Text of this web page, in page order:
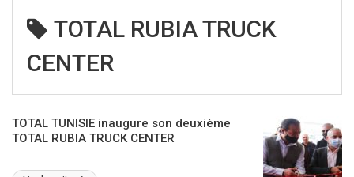
TOTAL RUBIA TRUCK
CENTER
TOTAL TUNISIE inaugure son deuxième
TOTAL RUBIA TRUCK CENTER